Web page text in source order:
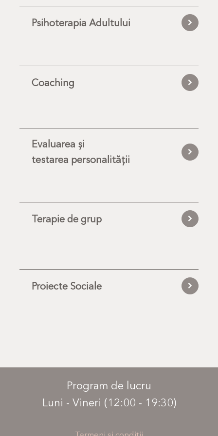
Psihoterapia Adultului
Coaching
Evaluarea şi
testarea personalității
Terapie de grup
Proiecte Sociale
Program de lucru
Luni - Vineri (12:00 - 19:30)